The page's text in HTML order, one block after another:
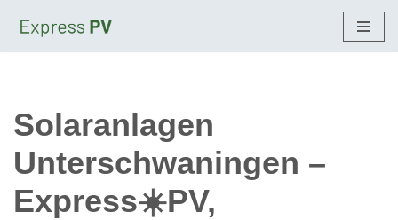
Solaranlagen
Unterschwaningen –
Express☀️PV,